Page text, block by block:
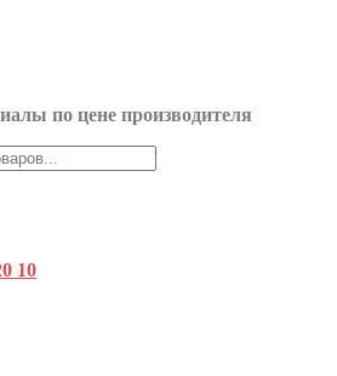
по цене производителя
10